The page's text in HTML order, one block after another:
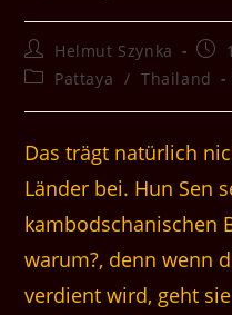
Beitrags-
Autor:
Helmut Szynka
Beitrags-
Pattaya / Thailand
Das trägt natürlich
Länder bei. Hun Sen
kambodschanischen
warum?, denn wenn
verdient wird, geht